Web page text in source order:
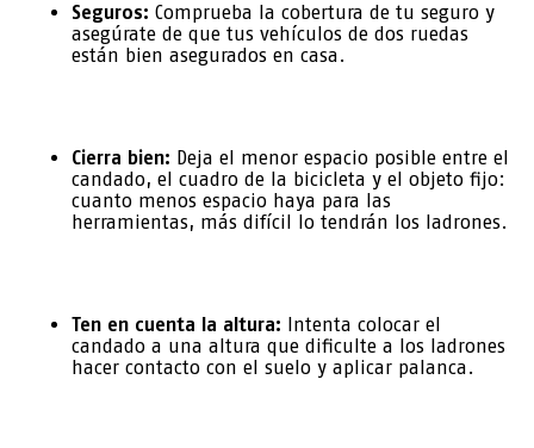
Seguros: Comprueba la cobertura de tu seguro y
asegúrate de que tus vehículos de dos ruedas
están bien asegurados en casa.
Cierra bien: Deja el menor espacio posible entre el
candado, el cuadro de la bicicleta y el objeto fijo:
cuanto menos espacio haya para las
herramientas, más difícil lo tendrán los ladrones.
Ten en cuenta la altura: Intenta colocar el
candado a una altura que dificulte a los ladrones
hacer contacto con el suelo y aplicar palanca.